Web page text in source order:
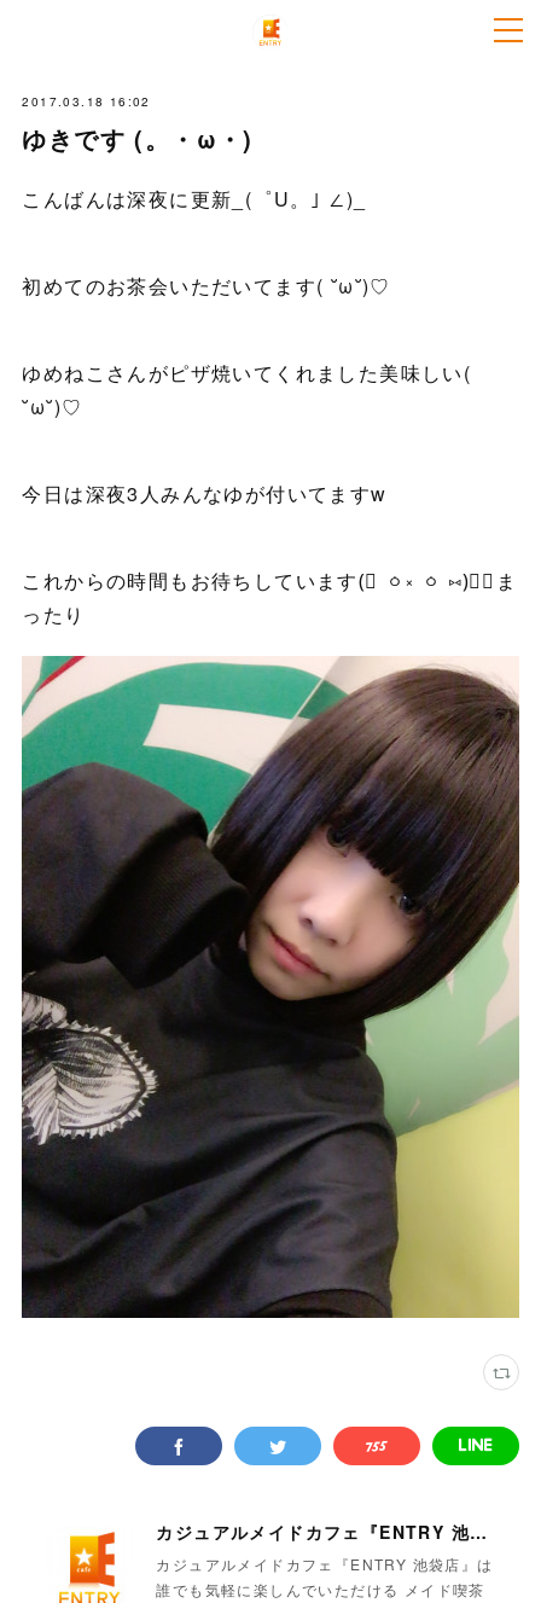
2017.03.18 16:02
ゆきです (。・ω・)
こんばんは深夜に更新_(゜U。｣ ∠)_
初めてのお茶会いただいてます( ˘ω˘)♡
ゆめねこさんがピザ焼いてくれました美味しい(
˘ω˘)♡
今日は深夜3人みんなゆが付いてますw
これからの時間もお待ちしています(⃔ ㆁ༝ ㆁ ⑅)⃕↝ま
ったり
カジュアルメイドカフェ『ENTRY 池袋店』
カジュアルメイドカフェ『ENTRY 池袋店』は
誰でも気軽に楽しんでいただける メイド喫茶